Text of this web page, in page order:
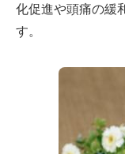
化促進や頭痛の緩
す。